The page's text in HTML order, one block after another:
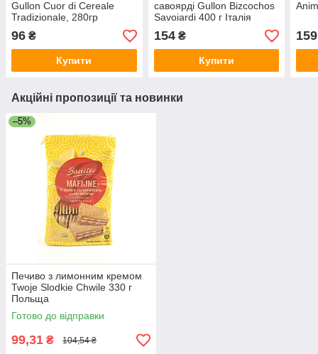
Gullon Cuor di Cereale
Tradizionale, 280гр
(Іспанія)
96 ₴
Купити
савоярді Gullon Bizcochos
Savoiardi 400 г Італія
154₴
Купити
159
Акційні пропозиції та новинки
–5%
Печиво з лимонним кремом
Twoje Slodkie Chwile 330 г
Польща
Готово до відправки
99,31 ₴ 104,54 ₴